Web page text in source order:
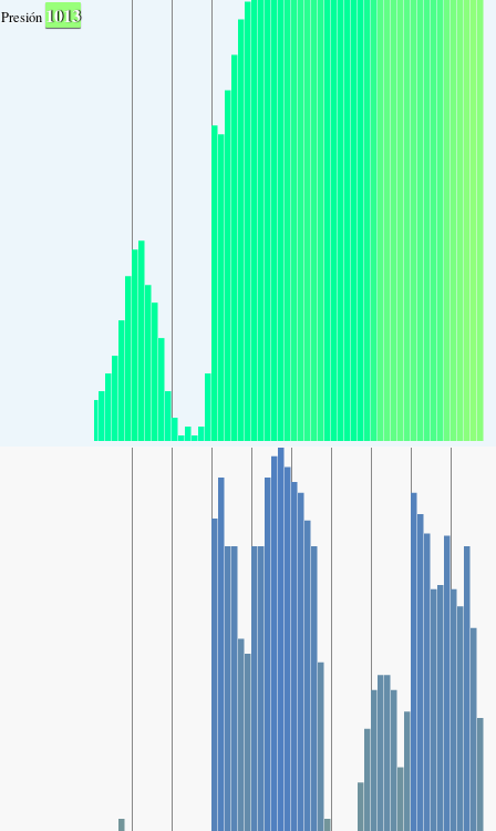
Presión atmosférica
1013